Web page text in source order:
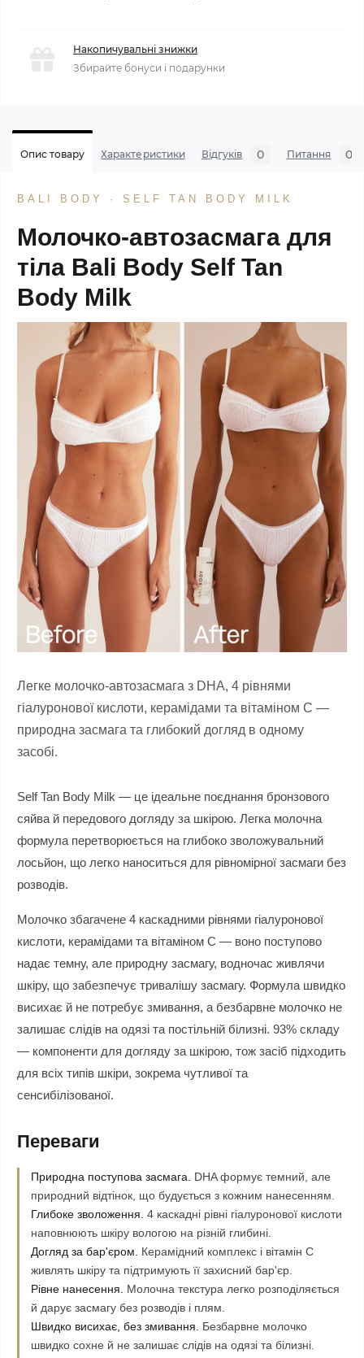
Накопичувальні знижки
Збирайте бонуси і подарунки
Опис товару Характеристики Відгуків 0 Питання 0
BALI BODY · SELF TAN BODY MILK
Молочко-автозасмага для
тіла Bali Body Self Tan
Body Milk
Легке молочко-автозасмага з DHA, 4 рівнями
гіалуронової кислоти, керамідами та вітаміном C —
природна засмага та глибокий догляд в одному
засобі.
Self Tan Body Milk — це ідеальне поєднання бронзового
сяйва й передового догляду за шкірою. Легка молочна
формула перетворюється на глибоко зволожувальний
лосьйон, що легко наноситься для рівномірної засмаги без
розводів.
Молочко збагачене 4 каскадними рівнями гіалуронової
кислоти, керамідами та вітаміном C — воно поступово
надає темну, але природну засмагу, водночас живлячи
шкіру, що забезпечує тривалішу засмагу. Формула швидко
висихає й не потребує змивання, а безбарвне молочко не
залишає слідів на одязі та постільній білизні. 93% складу
— компоненти для догляду за шкірою, тож засіб підходить
для всіх типів шкіри, зокрема чутливої та
сенсибілізованої.
Переваги
Природна поступова засмага.
DHA формує темний, але
природний відтінок, що будується з кожним нанесенням.
Глибоке зволоження. 4 каскадні рівні гіалуронової кислоти
наповнюють шкіру вологою на різній глибині.
Догляд за бар'єром.
Керамідний комплекс і вітамін C
живлять шкіру та підтримують її захисний бар'єр.
Рівне нанесення.
Молочна текстура легко розподіляється
й дарує засмагу без розводів і плям.
Швидко висихає, без змивання.
Безбарвне молочко
швидко сохне й не залишає слідів на одязі та білизні.